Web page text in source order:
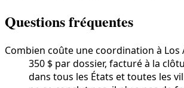
Questions fréquentes
Combien coûte une coordination à Los
350 $ par dossier, facturé à la
dans tous les États et toutes les